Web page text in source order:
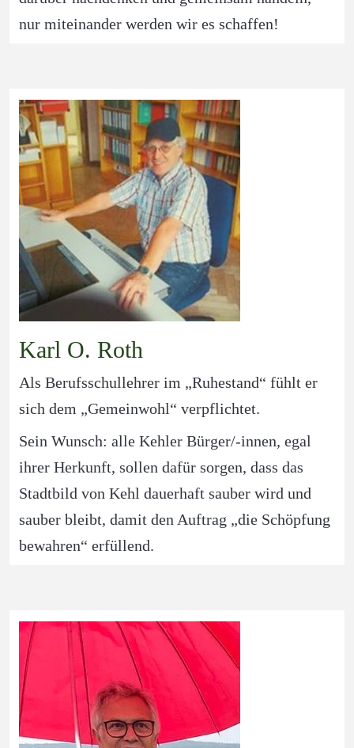
nur miteinander werden wir es schaffen!
Karl O. Roth
Als Berufsschullehrer im „Ruhestand“ fühlt er
sich dem „Gemeinwohl“ verpflichtet.
Sein Wunsch: alle Kehler Bürger/-innen, egal
ihrer Herkunft, sollen dafür sorgen, dass das
Stadtbild von Kehl dauerhaft sauber wird und
sauber bleibt, damit den Auftrag „die Schöpfung
bewahren“ erfüllend.